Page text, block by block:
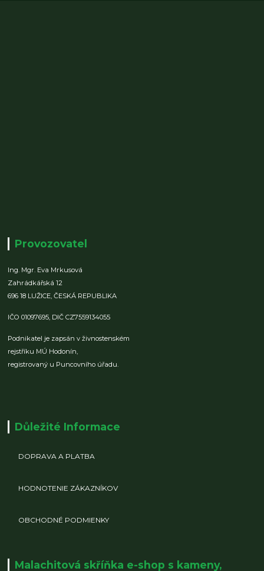
Provozovatel
Ing. Mgr. Eva Mrkusová
Zahrádkářská 12
696 18 LUŽICE,ČESKÁ REPUBLIKA
IČO 01097695, DIČ CZ7559134055
Podnikatel je zapsán v živnostenském
rejstříku MÚ Hodonín,
registrovaný u Puncovního úřadu.
Důležité Informace
DOPRAVA A PLATBA
HODNOTENIE ZÁKAZNÍKOV
OBCHODNÉ PODMIENKY
Malachitová skříňka e-shop s kameny,